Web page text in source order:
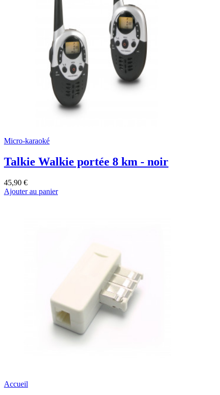
Micro-karaoké
Talkie Walkie portée 8 km - noir
45,90 €
Ajouter au panier
Accueil